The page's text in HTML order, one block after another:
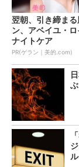
翌朝、引き締まる
ン、アベイユ・
ナイトケア
PR(ゲラン｜美的.com)